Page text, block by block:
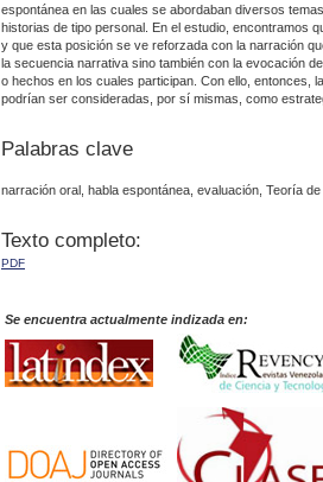
espontánea en las cuales se abordaban diversos
historias de tipo personal. En el estudio, encontramos
y que esta posición se ve reforzada con la narración
la secuencia narrativa sino también con la evocación
o hechos en los cuales participan. Con ello, entonces,
podrían ser consideradas, por sí mismas, como
Palabras clave
narración oral, habla espontánea, evaluación, Teoría
Texto completo:
PDF
Se encuentra actualmente indizada en: